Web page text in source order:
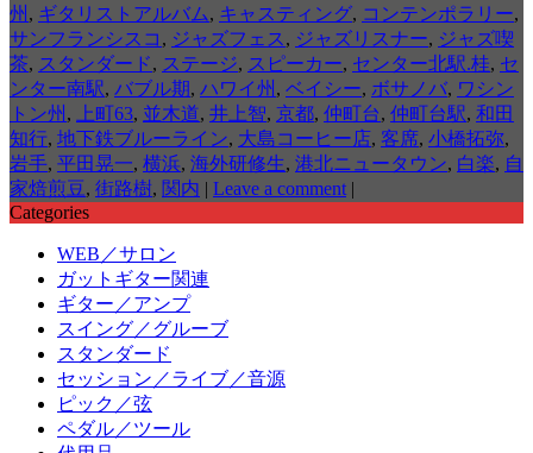
州 , ギタリストアルバム, キャスティング, コンテンポラリー,
サンフランシスコ , ジャズフェス , ジャズリスナー, ジャズ喫
茶, スタンダード, ステージ, スピーカー, センター北駅.桂, セ
ンター南駅, バブル期, ハワイ州 , ベイシー, ボサノバ, ワシン
トン州 , 上町63, 並木道, 井上智, 京都, 仲町台, 仲町台駅, 和田
知行, 地下鉄ブルーライン, 大島コーヒー店, 客席, 小橋拓弥,
岩手, 平田晃一, 横浜, 海外研修生, 港北ニュータウン, 白楽, 自
家焙煎豆, 街路樹, 関内 | Leave a comment |
Categories
WEB／サロン
ガットギター関連
ギター／アンプ
スイング／グルーブ
スタンダード
セッション／ライブ／音源
ピック／弦
ペダル／ツール